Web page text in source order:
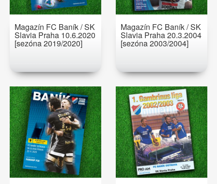
Magazín FC Baník / SK
Slavia Praha 10.6.2020
[sezóna 2019/2020]
Magazín FC Baník / SK
Slavia Praha 20.3.2004
[sezóna 2003/2004]